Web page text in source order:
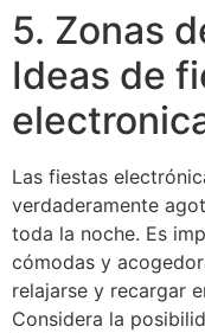
5. Zonas
Ideas de
Las fiestas
verdaderamente
toda la noche. Es
cómodas y
relajarse y recargar
Considera la